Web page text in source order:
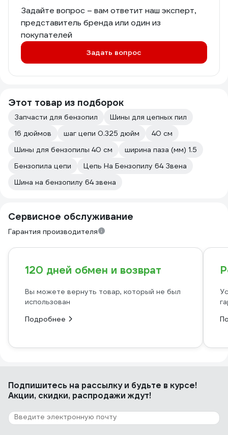
Задайте вопрос – вам ответит наш эксперт,
представитель бренда или один из
покупателей
Задать вопрос
Этот товар из подборок
Запчасти для бензопил
Шины для цепных пил
16 дюймов
шаг цепи 0.325 дюйм
40 см
Шины для бензопилы 40 см
ширина паза (мм) 1.5
Бензопила цепи
Цепь На Бензопилу 64 Звена
Шина на бензопилу 64 звена
Сервисное обслуживание
Гарантия производителя
120 дней обмен и возврат
Вы можете вернуть товар, который не был
использован
Подробнее
Подпишитесь на рассылкуи будьте в курсе!
Акции, скидки, распродажи ждут!